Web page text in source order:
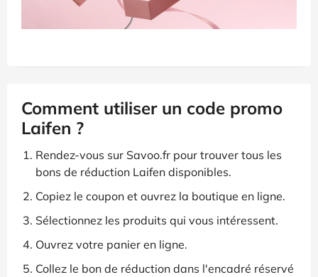
Comment utiliser un code promo
Laifen ?
Rendez-vous sur Savoo.fr pour trouver tous les
bons de réduction Laifen disponibles.
Copiez le coupon et ouvrez la boutique en ligne.
Sélectionnez les produits qui vous intéressent.
Ouvrez votre panier en ligne.
Collez le bon de réduction dans l'encadré réservé